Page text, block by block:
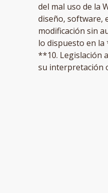
del mal uso de la
diseño, software,
modificación sin
lo dispuesto en la
**10. Legislación
su interpretación